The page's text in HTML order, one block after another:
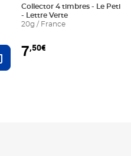
Ajouter au panier
Collector 4 timbres - Le Petit
- Lettre Verte
20g / France
7,50€